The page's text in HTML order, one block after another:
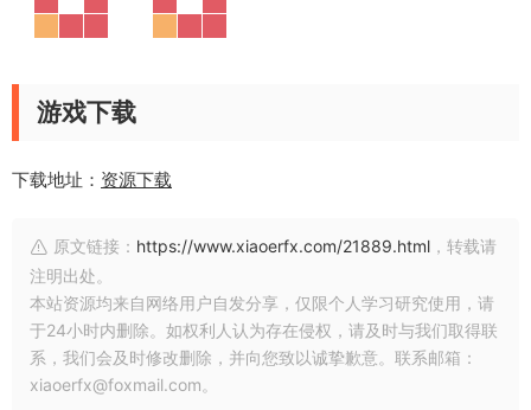
游戏下载
下载地址： 资源下载
原文链接： https://www.xiaoerfx.com/21889.html ，转载请
注明出处。
本站资源均来自网络用户自发分享，仅限个人学习研究使用，请
于24小时内删除。如权利人认为存在侵权，请及时与我们取得联
系，我们会及时修改删除，并向您致以诚挚歉意。联系邮箱：
xiaoerfx@foxmail.com。